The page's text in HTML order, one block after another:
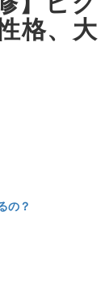
格、大
の？